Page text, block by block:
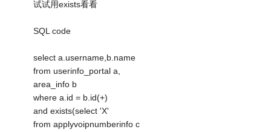
试试用exists看看
SQL code
select a.username,b.name
from userinfo_portal a,
area_info b
where a.id = b.id(+)
and exists(select 'X'
from applyvoipnumberinfo c